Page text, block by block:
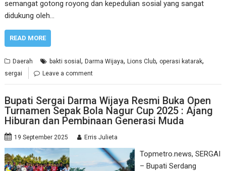
semangat gotong royong dan kepedulian sosial yang sangat
didukung oleh…
READ MORE
Daerah bakti sosial,Darma Wijaya,Lions Club, operasi katarak,
sergai Leave a comment
Bupati Sergai Darma Wijaya Resmi Buka Open
Turnamen Sepak Bola Nagur Cup 2025 : Ajang
Hiburan dan Pembinaan Generasi Muda
19 September 2025 Erris Julieta
Topmetro.news, SERGAI
– Bupati Serdang